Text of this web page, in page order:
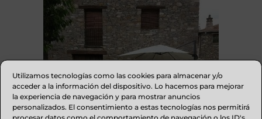
Utilizamos tecnologías como las cookies para almacenar y/o
acceder a la información del dispositivo. Lo hacemos para mejorar
la experiencia de navegación y para mostrar anuncios
personalizados. El consentimiento a estas tecnologías nos permitirá
procesar datos como el comportamiento de navegación o los ID's